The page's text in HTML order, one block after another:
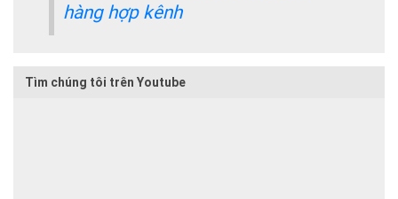
hàng hợp kênh
Tìm chúng tôi trên Youtube